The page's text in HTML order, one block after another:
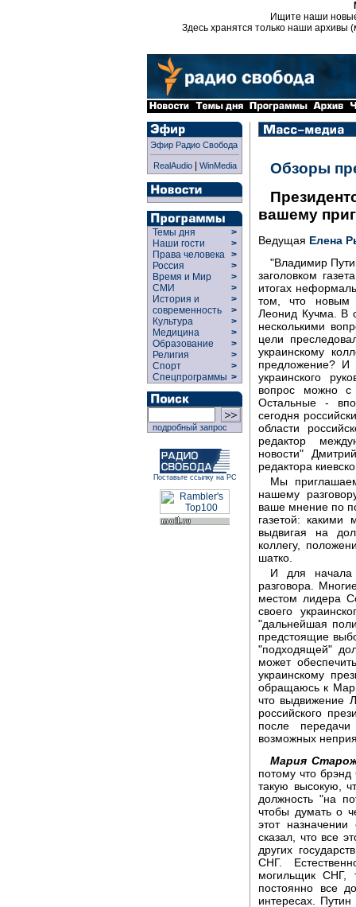
Ищите наши
Здесь хранятся только наши архивы
Эфир Радио Свобода
RealAudio| WinMedia
Темы дня
>
Наши гости
>
Права человека >
Россия
>
Время и Мир
>
СМИ
>
История и
современность
>
>
Культура
>
Медицина
>
Образование
>
Религия
>
Спорт
>
Спецпрограммы >
подробный запрос
Поставьте ссылку на РС
Обзоры
вашему
Ведущая Елена
"Владимир
заголовком
итогах
том, что новым
Леонид Кучма. В
несколькими
цели
украинскому
предложение? И
украинского
вопрос можно с
Остальные -
сегодня
области
редактор
новости"
редактора
Мы
нашему
ваше мнение по
газетой: какими
выдвигая на
коллегу,
шатко.
И для начала
разговора.
местом лидера
своего
"дальнейшая
предстоящие
"подходящей"
может
украинскому
обращаюсь к
что выдвижение
российского
после
возможных
Мария
потому что
такую высокую,
должность "на
чтобы думать о
этот
сказал, что все
других
СНГ.
могильщик СНГ,
постоянно все
интересах.